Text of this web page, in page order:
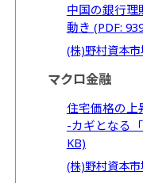
中国の銀行理
動き (PDF:
(株)野村資本
マクロ金融
住宅価格の上
-カギとなる
KB)
(株)野村資本